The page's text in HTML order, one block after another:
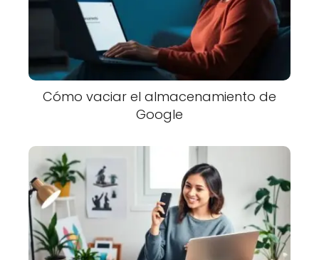
Cómo vaciar el almacenamiento de
Google